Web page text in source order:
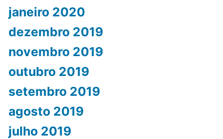
janeiro 2020
dezembro 2019
novembro 2019
outubro 2019
setembro 2019
agosto 2019
julho 2019